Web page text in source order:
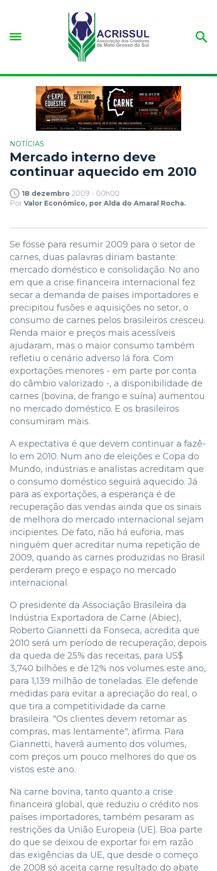
NOTÍCIAS
Mercado interno deve
continuar aquecido em 2010
18 dezembro 2009 - 00h00
Por Valor Econômico, por Alda do Amaral Rocha.
Se fosse para resumir 2009 para o setor de
carnes, duas palavras diriam bastante:
mercado doméstico e consolidação. No ano
em que a crise financeira internacional fez
secar a demanda de países importadores e
precipitou fusões e aquisições no setor, o
consumo de carnes pelos brasileiros cresceu.
Renda maior e preços mais acessíveis
ajudaram, mas o maior consumo também
refletiu o cenário adverso lá fora. Com
exportações menores - em parte por conta
do câmbio valorizado -, a disponibilidade de
carnes (bovina, de frango e suína) aumentou
no mercado doméstico. E os brasileiros
consumiram mais.
A expectativa é que devem continuar a fazê-
lo em 2010. Num ano de eleições e Copa do
Mundo, indústrias e analistas acreditam que
o consumo doméstico seguirá aquecido. Já
para as exportações, a esperança é de
recuperação das vendas ainda que os sinais
de melhora do mercado internacional sejam
incipientes. De fato, não há euforia, mas
ninguém quer acreditar numa repetição de
2009, quando as carnes produzidas no Brasil
perderam preço e espaço no mercado
internacional.
O presidente da Associação Brasileira da
Indústria Exportadora de Carne (Abiec),
Roberto Giannetti da Fonseca, acredita que
2010 será um período de recuperação, depois
da queda de 25% das receitas, para US$
3,740 bilhões e de 12% nos volumes este ano,
para 1,139 milhão de toneladas. Ele defende
medidas para evitar a apreciação do real, o
que tira a competitividade da carne
brasileira. "Os clientes devem retomar as
compras, mas lentamente", afirma. Para
Giannetti, haverá aumento dos volumes,
com preços um pouco melhores do que os
vistos este ano.
Na carne bovina, tanto quanto a crise
financeira global, que reduziu o crédito nos
países importadores, também pesaram as
restrições da União Europeia (UE). Boa parte
do que se deixou de exportar foi em razão
das exigências da UE, que desde o começo
de 2008 só aceita carne resultado do abate